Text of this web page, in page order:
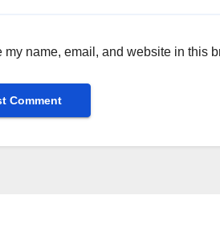
my name, email, and website in this